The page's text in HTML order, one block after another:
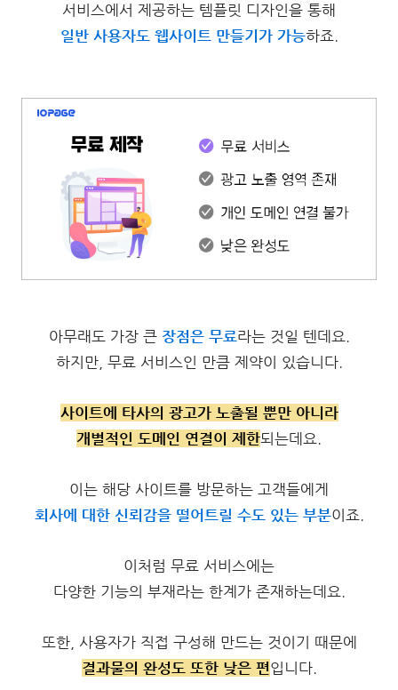
서비스에서 제공하는 템플릿 디자인을 통해
일반 사용자도 웹사이트 만들기가 가능하죠.
아무래도 가장 큰 장점은무료라는것일 텐데요.
하지만, 무료 서비스인 만큼 제약이 있습니다.
사이트에 타사의 광고가 노출될 뿐만 아니라
개별적인 도메인 연결이 제한되는데요.
이는 해당 사이트를 방문하는 고객들에게
회사에 대한 신뢰감을 떨어트릴 수도 있는 부분이죠.
이처럼 무료 서비스에는
다양한 기능의 부재라는 한계가 존재하는데요.
또한, 사용자가 직접 구성해 만드는 것이기 때문에
결과물의 완성도 또한 낮은 편입니다.